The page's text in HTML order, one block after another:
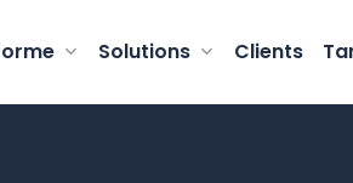
Solutions Clients